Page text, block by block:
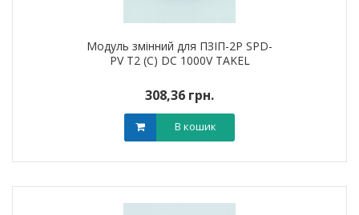
Модуль змінний для ПЗІП-2P SPD-
PV T2 (C) DC 1000V TAKEL
308,36 грн.
В кошик